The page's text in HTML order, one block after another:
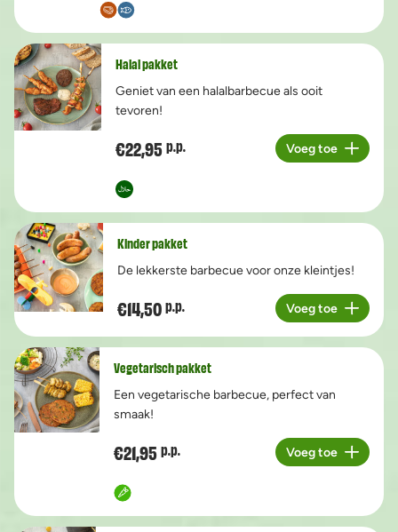
Halal pakket
Geniet van een halalbarbecue als ooit
tevoren!
€22,95 p.p.
Aantal
Voeg toe
Kinder pakket
De lekkerste barbecue voor onze kleintjes!
€14,50 p.p.
Aantal
Voeg toe
Vegetarisch pakket
Een vegetarische barbecue, perfect van
smaak!
€21,95 p.p.
Aantal
Voeg toe